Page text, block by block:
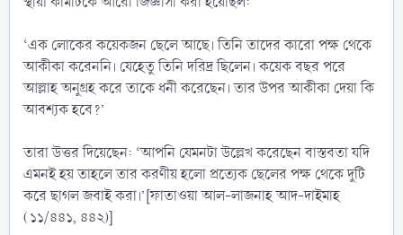
‘এক লোকের কয়েকজন ছেলে আছে। তিনি তাদের কারো পক্ষ থেকে
আকীকা করেননি। যেহেতু তিনি দরিদ্র ছিলেন। কয়েক বছর পরে
আল্লাহ অনুগ্রহ করে তাকে ধনী করেছেন। তার উপর আকীকা দেয়া কি
আবশ্যক হবে?’
তারা উত্তর দিয়েছেন: ‘আপনি যেমনটা উল্লেখ করেছেন বাস্তবতা যদি
এমনই হয় তাহলে তার করণীয় হলো প্রত্যেক ছেলের পক্ষ থেকে দুটি
করে ছাগল জবাই করা।’[ফাতাওয়া আল-লাজনাহ আদ-দাইমাহ
(১১/৪৪১, ৪৪২)]